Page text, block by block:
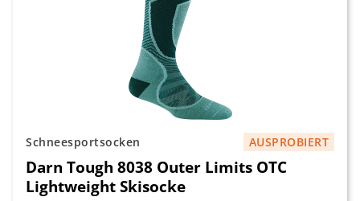
Schneesportsocken AUSPROBIERT
Darn Tough 8038 Outer Limits OTC
Lightweight Skisocke